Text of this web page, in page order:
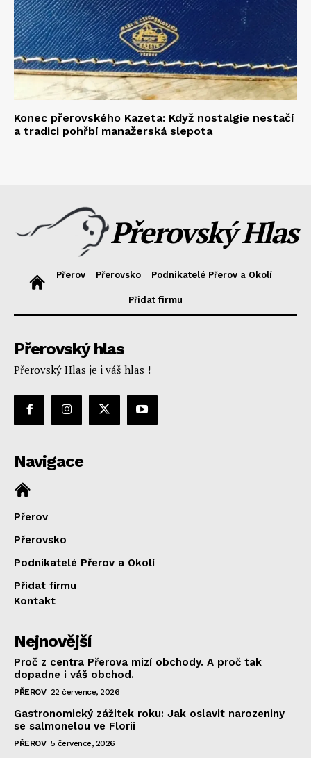
Konec přerovského Kazeta: Když nostalgie nestačí
a tradici pohřbí manažerská slepota
Přerovský Hlas
Přerov Přerovsko Podnikatelé Přerov a Okolí
Přidat firmu
Přerovský hlas
Přerovský Hlas je i váš hlas !
Navigace
Přerov
Přerovsko
Podnikatelé Přerov a Okolí
Přidat firmu
Kontakt
Nejnovější
Proč z centra Přerova mizí obchody. A proč tak
dopadne i váš obchod.
PŘEROV 22 července, 2026
Gastronomický zážitek roku: Jak oslavit narozeniny
se salmonelou ve Florii
PŘEROV 5 července, 2026